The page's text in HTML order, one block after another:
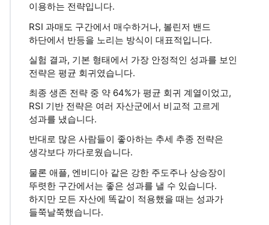
이용하는 전략입니다.
RSI 과매도 구간에서 매수하거나, 볼린저 밴드
하단에서 반등을 노리는 방식이 대표적입니다.
실험 결과, 기본 형태에서 가장 안정적인 성과를 보인
전략은 평균 회귀였습니다.
최종 생존 전략 중 약 64%가 평균 회귀 계열이었고,
RSI 기반 전략은 여러 자산군에서 비교적 고르게
성과를 냈습니다.
반대로 많은 사람들이 좋아하는 추세 추종 전략은
생각보다 까다로웠습니다.
물론 애플, 엔비디아 같은 강한 주도주나 상승장이
뚜렷한 구간에서는 좋은 성과를 낼 수 있습니다.
하지만 모든 자산에 똑같이 적용했을 때는 성과가
들쭉날쭉했습니다.